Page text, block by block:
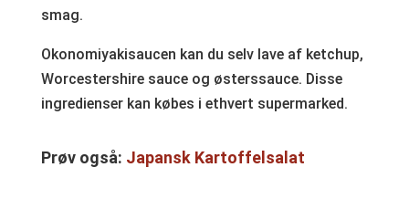
smag.
Okonomiyakisaucen kan du selv lave af ketchup,
Worcestershire sauce og østerssauce. Disse
ingredienser kan købes i ethvert supermarked.
Prøv også: Japansk Kartoffelsalat